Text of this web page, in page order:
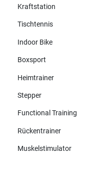
Kraftstation
Tischtennis
Indoor Bike
Boxsport
Heimtrainer
Stepper
Functional Training
Rückentrainer
Muskelstimulator